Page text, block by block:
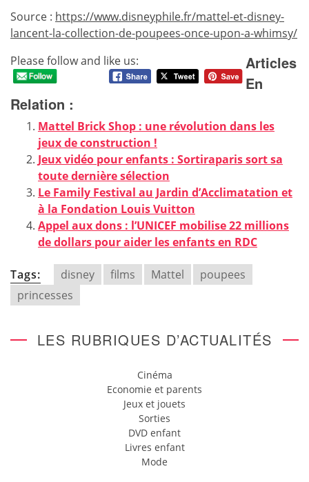
Source : https://www.disneyphile.fr/mattel-et-disney-
lancent-la-collection-de-poupees-once-upon-a-whimsy/
Please follow and like us:
Articles
En
Relation :
Mattel Brick Shop : une révolution dans les
jeux de construction !
Jeux vidéo pour enfants : Sortiraparis sort sa
toute dernière sélection
Le Family Festival au Jardin d’Acclimatation et
à la Fondation Louis Vuitton
Appel aux dons : l’UNICEF mobilise 22 millions
de dollars pour aider les enfants en RDC
Tags: disney films Mattel
poupees
princesses
LES RUBRIQUES D’ACTUALITÉS
Cinéma
Economie et parents
Jeux et jouets
Sorties
DVD enfant
Livres enfant
Mode